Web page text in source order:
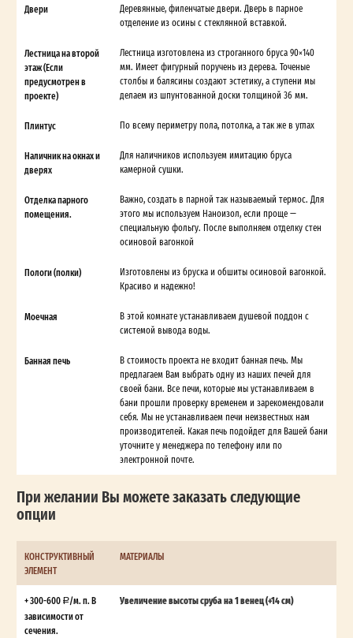
Двери
Деревянные, филенчатые двери. Дверь в парное
отделение из осины с стеклянной вставкой.
Лестница на второй
этаж (Если
предусмотрен в
проекте)
Лестница изготовлена из строганного бруса 90×140
мм. Имеет фигурный поручень из дерева. Точеные
столбы и балясины создают эстетику, а ступени мы
делаем из шпунтованной доски толщиной 36 мм.
Плинтус По всему периметру пола, потолка, а так же в углах
Наличник на окнах и
дверях
Для наличников используем имитацию бруса
камерной сушки.
Отделка парного
помещения.
Важно, создать в парной так называемый термос. Для
этого мы используем Наноизол, если проще —
специальную фольгу. После выполняем отделку стен
осиновой вагонкой
Пологи (полки)
Изготовлены из бруска и обшиты осиновой вагонкой.
Красиво и надежно!
Моечная
В этой комнате устанавливаем душевой поддон с
системой вывода воды.
Банная печь
В стоимость проекта не входит банная печь. Мы
предлагаем Вам выбрать одну из наших печей для
своей бани. Все печи, которые мы устанавливаем в
бани прошли проверку временем и зарекомендовали
себя. Мы не устанавливаем печи неизвестных нам
производителей. Какая печь подойдет для Вашей бани
уточните у менеджера по телефону или по
электронной почте.
При желании Вы можете заказать следующие
опции
КОНСТРУКТИВНЫЙ
ЭЛЕМЕНТ
МАТЕРИАЛЫ
+ 300-600
/м. п. В
зависимости от
сечения.
Увеличение высоты сруба на 1 венец (+14 см)